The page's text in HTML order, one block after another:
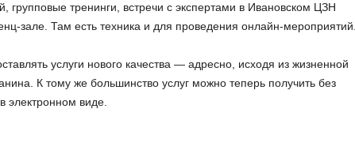
групповые тренинги, встречи с экспертами в Ивановском ЦЗН
зале. Там есть техника и для проведения онлайн-мероприятий.
услуги нового качества — адресно, исходя из жизненной
К тому же большинство услуг можно теперь получить без
электронном виде.